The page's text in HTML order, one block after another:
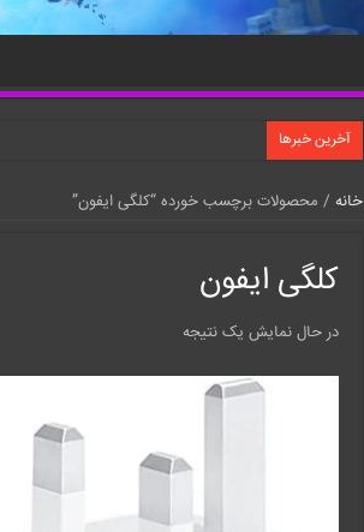
آخرین خبرها
خانه / محصولات برچسب خورده “کلگی ایفون”
کلگی ایفون
در حال نمایش یک نتیجه